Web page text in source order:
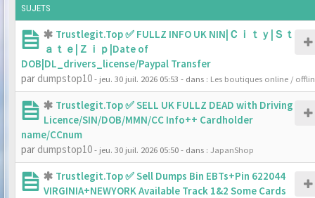
SUJETS
Trustlegit.Top ✅ FULLZ INFO UK NIN|Ｃｉｔｙ|Ｓｔ
ａｔｅ|Ｚｉｐ|Date of
DOB|DL_drivers_license/Paypal Transfer
par dumpstop10- jeu. 30 juil. 2026 05:53 - dans : Les boutiques online /
Trustlegit.Top ✅ SELL UK FULLZ DEAD with Driving
Licence/SIN/DOB/MMN/CC Info++ Cardholder
name/CCnum
par dumpstop10- jeu. 30 juil. 2026 05:50- dans : JapanShop
Trustlegit.Top ✅ Sell Dumps Bin EBTs+Pin 622044
VIRGINIA+NEWYORK Available Track 1&2 Some Cards